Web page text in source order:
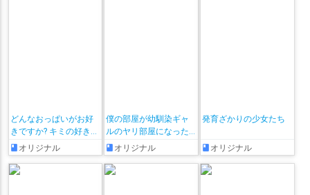
どんなおっぱいがお好
きですか? キミの好きな
おっぱいがきっと見つ
かるアンソロジー
オリジナル
僕の部屋が幼馴染ギャ
ルのヤリ部屋になった
話 オリジナル
発育ざかりの少女たち
オリジナル